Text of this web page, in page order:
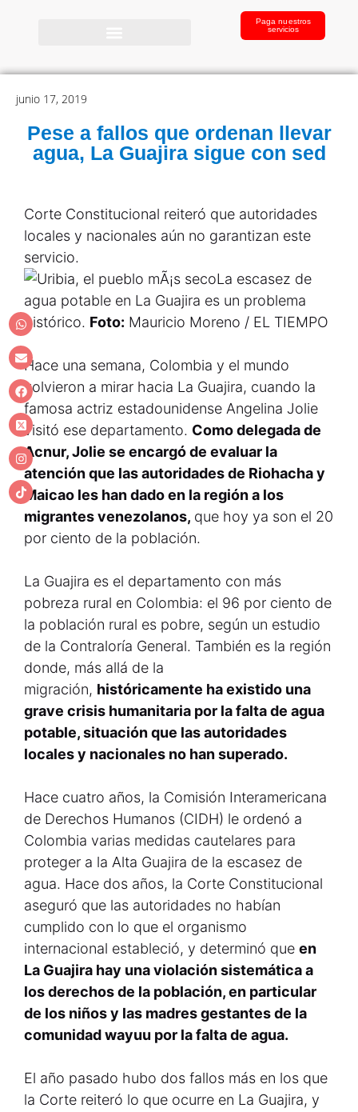
Paga nuestros
servicios
junio 17, 2019
Pese a fallos que ordenan llevar
agua, La Guajira sigue con sed
Corte Constitucional reiteró que autoridades
locales y nacionales aún no garantizan este
servicio.
La escasez de
agua potable en La Guajira es un problema
histórico. Foto: Mauricio Moreno / EL TIEMPO
Hace una semana, Colombia y el mundo
volvieron a mirar hacia La Guajira, cuando la
famosa actriz estadounidense Angelina Jolie
visitó ese departamento. Como delegada de
Acnur, Jolie se encargó de evaluar la
atención que las autoridades de Riohacha y
Maicao les han dado en la región a los
migrantes venezolanos, que hoy ya son el 20
por ciento de la población.
La Guajira es el departamento con más
pobreza rural en Colombia: el 96 por ciento de
la población rural es pobre, según un estudio
de la Contraloría General. También es la región
donde, más allá de la
migración, históricamente ha existido una
grave crisis humanitaria por la falta de agua
potable, situación que las autoridades
locales y nacionales no han superado.
Hace cuatro años, la Comisión Interamericana
de Derechos Humanos (CIDH) le ordenó a
Colombia varias medidas cautelares para
proteger a la Alta Guajira de la escasez de
agua. Hace dos años, la Corte Constitucional
aseguró que las autoridades no habían
cumplido con lo que el organismo
internacional estableció, y determinó que en
La Guajira hay una violación sistemática a
los derechos de la población, en particular
de los niños y las madres gestantes de la
comunidad wayuu por la falta de agua.
El año pasado hubo dos fallos más en los que
la Corte reiteró lo que ocurre en La Guajira, y